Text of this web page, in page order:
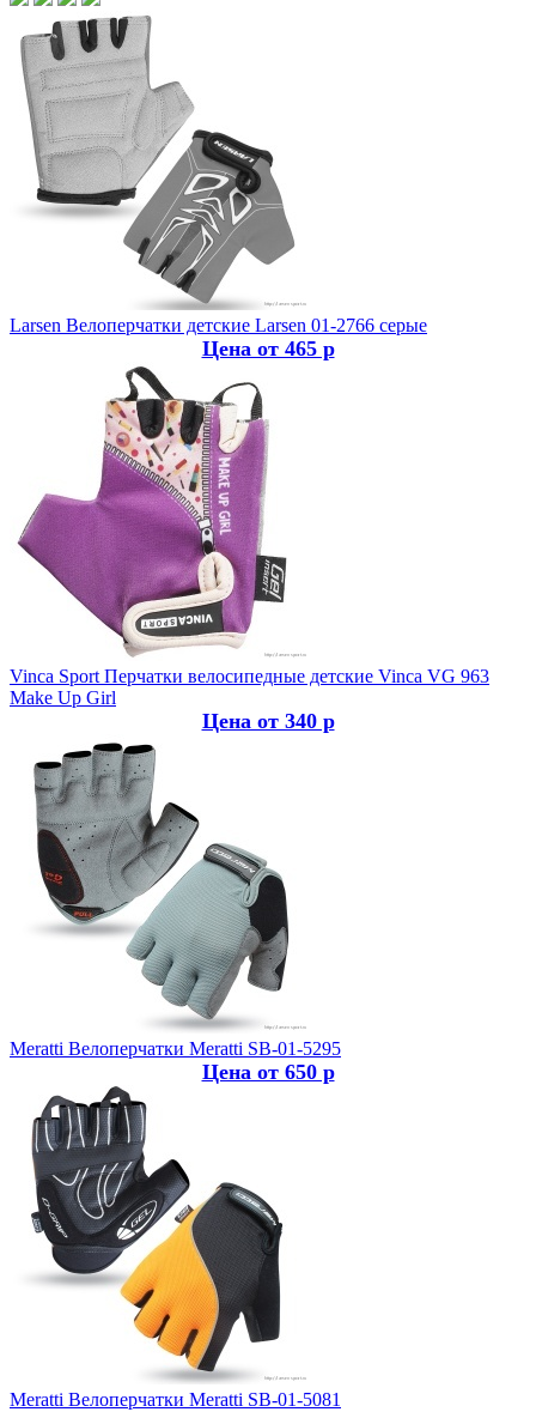
Larsen Велоперчатки детские Larsen 01-2766 серые
Цена от 465 р
Vinca Sport Перчатки велосипедные детские Vinca VG 963
Make Up Girl
Цена от 340 р
Meratti Велоперчатки Meratti SB-01-5295
Цена от 650 р
Meratti Велоперчатки Meratti SB-01-5081